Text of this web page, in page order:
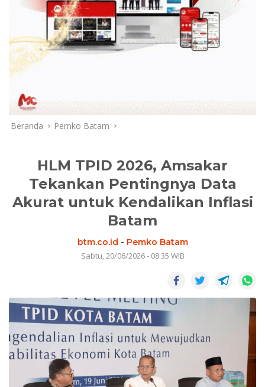
Beranda Pemko Batam
HLM TPID 2026, Amsakar
Tekankan Pentingnya Data
Akurat untuk Kendalikan Inflasi
Batam
btm.co.id - Pemko Batam
Sabtu, 20/06/2026 - 08:35 WIB